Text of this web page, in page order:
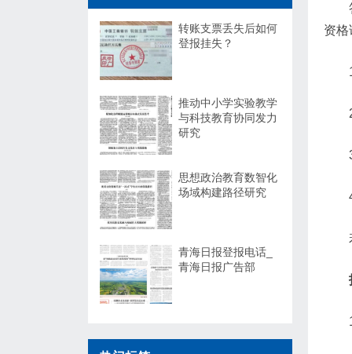
资
转账支票丢失后如何
登报挂失？
推动中小学实验教学
与科技教育协同发力
研究
思想政治教育数智化
场域构建路径研究
青海日报登报电话_
青海日报广告部